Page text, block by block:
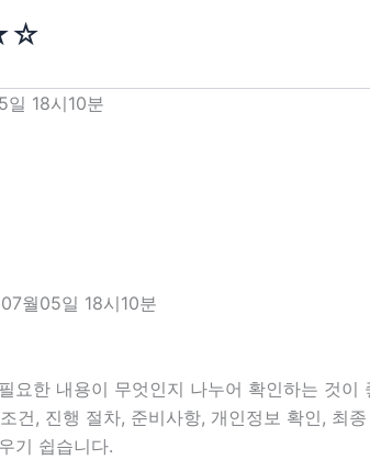
18시10분
월05일 18시10분
요한 내용이 무엇인지 나누어 확인하는 것
건, 진행 절차, 준비사항, 개인정보 확인, 최
기 쉽습니다.